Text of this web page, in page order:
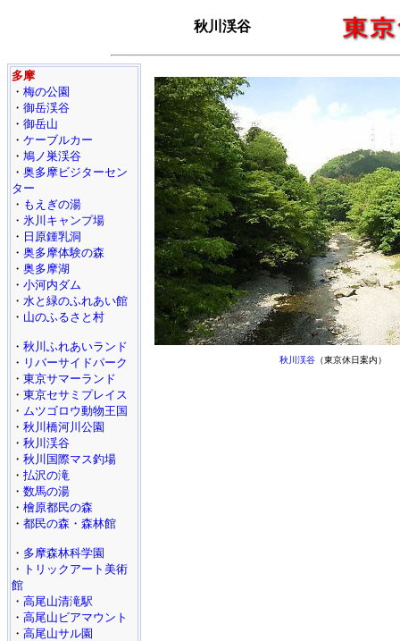
秋川渓谷
多摩
・ 梅の公園
・ 御岳渓谷
・ 御岳山
・ ケーブルカー
・ 鳩ノ巣渓谷
・ 奥多摩ビジターセン
ター
・ もえぎの湯
・ 氷川キャンプ場
・ 日原鍾乳洞
・ 奥多摩体験の森
・ 奥多摩湖
・ 小河内ダム
・ 水と緑のふれあい館
・ 山のふるさと村
・ 秋川ふれあいランド
・ リバーサイドパーク
・ 東京サマーランド
・ 東京セサミプレイス
・ ムツゴロウ動物王国
・ 秋川橋河川公園
・ 秋川渓谷
・ 秋川国際マス釣場
・ 払沢の滝
・ 数馬の湯
・ 檜原都民の森
・ 都民の森・森林館
・ 多摩森林科学園
・ トリックアート美術
館
・ 高尾山清滝駅
・ 高尾山ビアマウント
・ 高尾山サル園
秋川渓谷 （東京休日案内）